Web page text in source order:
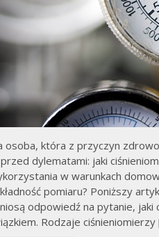
osoba, która z przyczyn
dylematami: jaki
w warunkach
pomiaru? Poniższy
odpowiedź na pytanie, jaki
Rodzaje